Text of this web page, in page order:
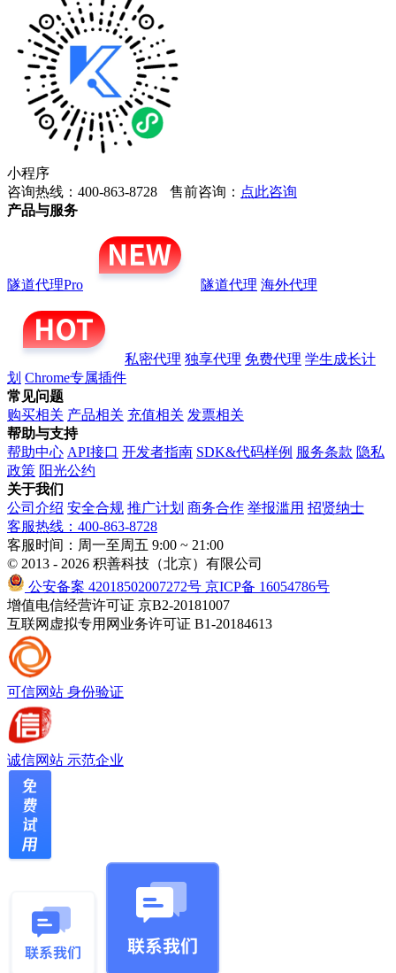
小程序
咨询热线：400-863-8728
售前咨询： 点此咨询
产品与服务
隧道代理Pro 隧道代理 海外代理
私密代理 独享代理 免费代理 学生成长计
划 Chrome专属插件
常见问题
购买相关 产品相关 充值相关 发票相关
帮助与支持
帮助中心 API接口 开发者指南 SDK&代码样例 服务条款 隐私
政策 阳光公约
关于我们
公司介绍 安全合规 推广计划 商务合作 举报滥用 招贤纳士
客服热线：400-863-8728
客服时间：周一至周五 9:00 ~ 21:00
© 2013 - 2026 积善科技（北京）有限公司
公安备案 42018502007272号 京ICP备 16054786号
增值电信经营许可证 京B2-20181007
互联网虚拟专用网业务许可证 B1-20184613
可信网站 身份验证
诚信网站 示范企业